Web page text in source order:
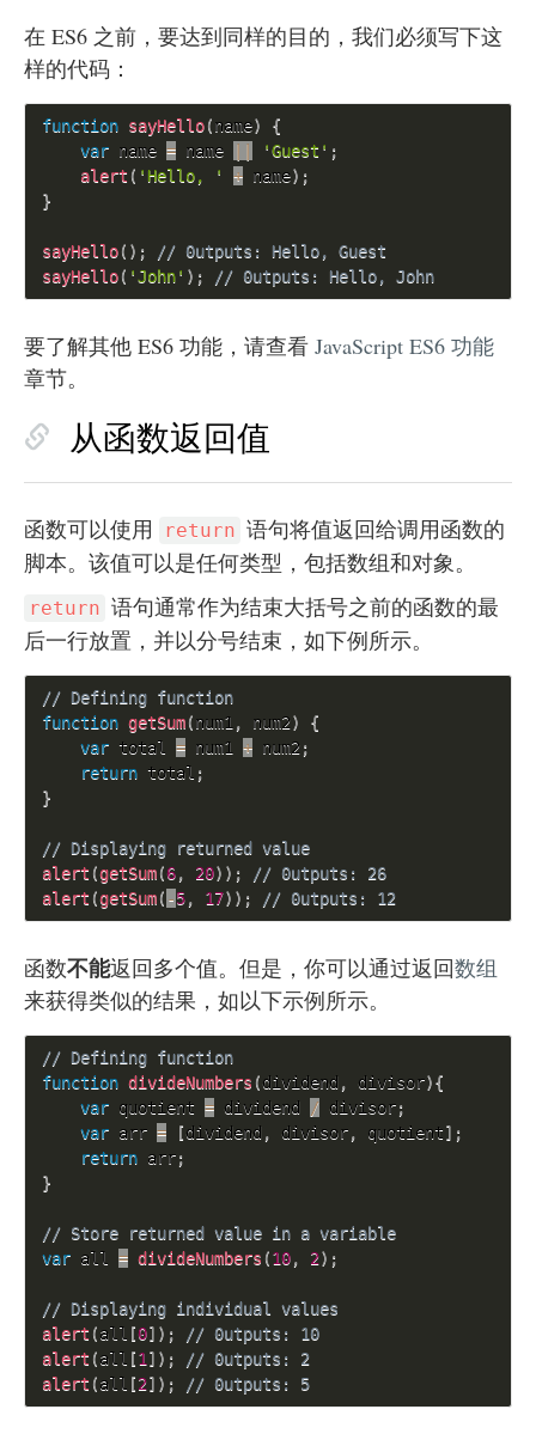
在 ES6 之前，要达到同样的目的，我们必须写下这
样的代码：
function sayHello(name)
{
var name = name || 'Guest' ;
alert ( 'Hello, ' + name) ;
}
sayHello( ) ;
// 0utputs: Hello, Guest
sayHello( 'John' ) ; // 0utputs: Hello, John
要了解其他 ES6 功能，请查看 JavaScript ES6 功能
章节。
从函数返回值
函数可以使用 return 语句将值返回给调用函数的
脚本。该值可以是任何类型，包括数组和对象。
return 语句通常作为结束大括号之前的函数的最
后一行放置，并以分号结束，如下例所示。
// Defining function
function getSum(num1 , num2)
{
var total = num1 + num2 ;
return total ;
}
// Displaying returned value
alert (getSum(6, 20) ) ;
// 0utputs: 26
alert (getSum( -5, 17) ) ; // 0utputs: 12
函数不能返回多个值。但是，你可以通过返回数组
来获得类似的结果，如以下示例所示。
// Defining function
function divideNumbers (dividend, divisor){
var quotient = dividend / divisor;
var arr = [dividend, divisor, quotient] ;
return arr;
}
// Store returned value in a variable
var all = divideNumbers (10, 2) ;
// Displaying individual values
alert (all [0] ) ;
// 0utputs: 10
alert (all [1 ] ) ;
// 0utputs: 2
alert (all [2] ) ; // 0utputs: 5